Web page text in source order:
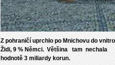
Z pohraničí uprchlo po Mnichovu do
Židi, 9 % Němci. Většina tam
hodnotě 3 miliardy korun.